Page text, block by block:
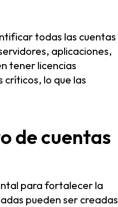
todas las cuentas
aplicaciones,
tener licencias
lo que las
de cuentas
para fortalecer la
pueden ser creadas